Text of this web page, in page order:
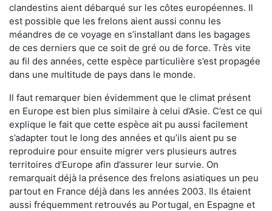
clandestins aient débarqué sur les côtes européennes. Il
est possible que les frelons aient aussi connu les
méandres de ce voyage en s’installant dans les bagages
de ces derniers que ce soit de gré ou de force. Très vite
au fil des années, cette espèce particulière s’est propagée
dans une multitude de pays dans le monde.
Il faut remarquer bien évidemment que le climat présent
en Europe est bien plus similaire à celui d’Asie. C’est ce qui
explique le fait que cette espèce ait pu aussi facilement
s’adapter tout le long des années et qu’ils aient pu se
reproduire pour ensuite migrer vers plusieurs autres
territoires d’Europe afin d’assurer leur survie. On
remarquait déjà la présence des frelons asiatiques un peu
partout en France déjà dans les années 2003. Ils étaient
aussi fréquemment retrouvés au Portugal, en Espagne et